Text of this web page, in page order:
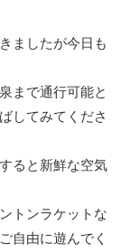
ましたが今日も
まで通行可能と
してみてくださ
ると新鮮な空気
トンラケットな
自由に遊んでく